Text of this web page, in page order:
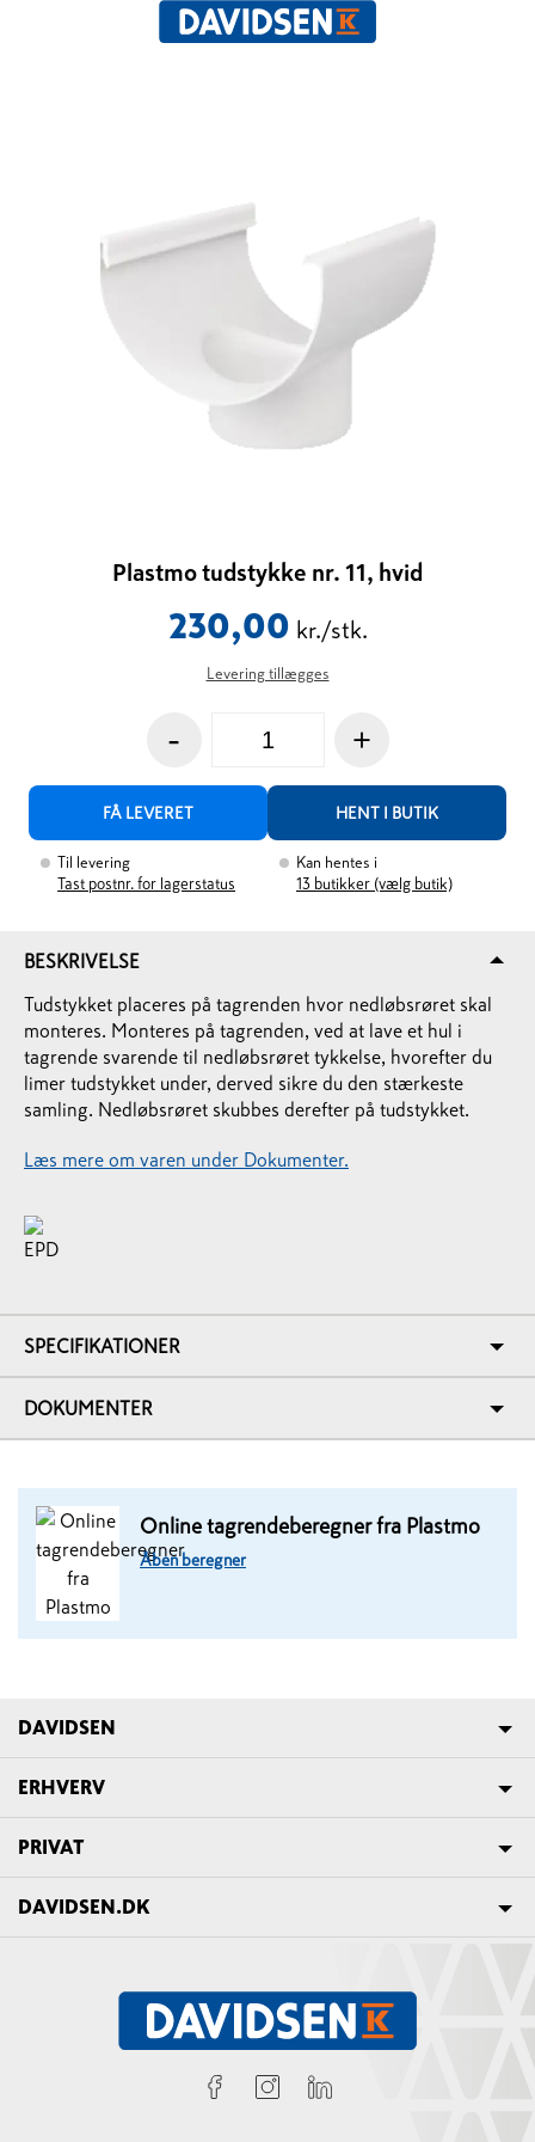
Plastmo tudstykke nr. 11, hvid
230,00 kr./stk.
Levering tillægges
- +
FÅ LEVERET HENT I BUTIK
Til levering
Tast postnr. for lagerstatus
Kan hentes i
13 butikker (vælg butik)
BESKRIVELSE
Tudstykket placeres på tagrenden hvor nedløbsrøret skal
monteres. Monteres på tagrenden, ved at lave et hul i
tagrende svarende til nedløbsrøret tykkelse, hvorefter du
limer tudstykket under, derved sikre du den stærkeste
samling. Nedløbsrøret skubbes derefter på tudstykket.
Læs mere om varen under Dokumenter.
SPECIFIKATIONER
DOKUMENTER
Online tagrendeberegner fra Plastmo
Åben beregner
DAVIDSEN
ERHVERV
PRIVAT
DAVIDSEN.DK